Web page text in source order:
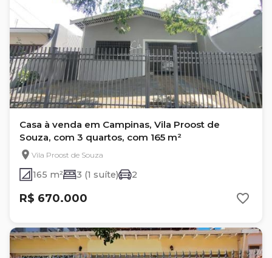
Casa à venda em Campinas, Vila Proost de
Souza, com 3 quartos, com 165 m²
Vila Proost de Souza
165 m² 3 (1 suíte) 2
R$ 670.000